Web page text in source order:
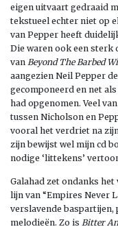
eigen uitvaart gedraaid
tekstueel echter niet op
van Pepper heeft
Die waren ook een sterk
van Beyond The Barbed
aangezien Neil Pepper
gecomponeerd en net
had opgenomen. Veel
tussen Nicholson en
vooral het verdriet na
zijn bewijst wel mijn cd
nodige ‘littekens’
Galahad zet ondanks
lijn van “Empires Never
verslavende baspartijen,
melodieën. Zo is Bitter